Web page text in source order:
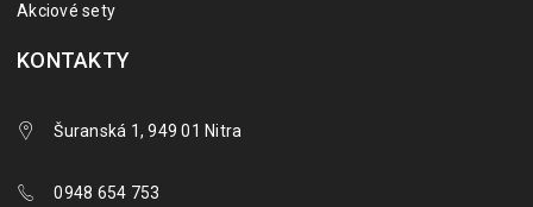
Akciové sety
KONTAKTY
Šuranská 1, 949 01 Nitra
0948 654 753